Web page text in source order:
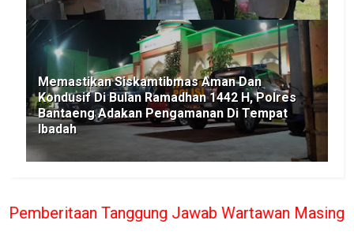
Memastikan Siskamtibmas Aman Dan
Kondusif Di Bulan Ramadhan 1442 H, Polres
Bantaeng Adakan Pengamanan Di Tempat
Ibadah
Jawab Wartawan Masing-masing, PT.